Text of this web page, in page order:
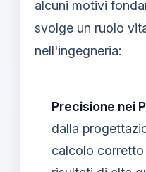
alcuni motivi
svolge un ruolo
nell'ingegneria:
Precisione nei
dalla
calcolo